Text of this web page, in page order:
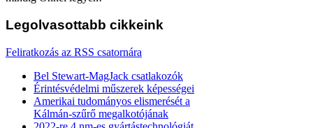
Legolvasottabb cikkeink
Feliratkozás az RSS csatornára
Bel Stewart-MagJack csatlakozók
Érintésvédelmi műszerek képességei
Amerikai tudományos elismerését a
Kálmán-szűrő megalkotójának